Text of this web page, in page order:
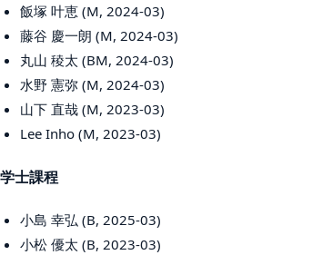
飯塚 叶恵 (M, 2024-03)
藤谷 慶一朗 (M, 2024-03)
丸山 稜太 (BM, 2024-03)
水野 憲弥 (M, 2024-03)
山下 直哉 (M, 2023-03)
Lee Inho (M, 2023-03)
学士課程
小島 幸弘 (B, 2025-03)
小松 優太 (B, 2023-03)